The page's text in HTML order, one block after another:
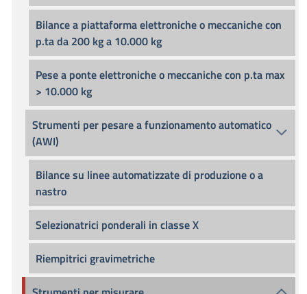
Bilance a piattaforma elettroniche o meccaniche con
p.ta da 200 kg a 10.000 kg
Pese a ponte elettroniche o meccaniche con p.ta max
> 10.000 kg
Strumenti per pesare a funzionamento automatico
(AWI)
Bilance su linee automatizzate di produzione o a
nastro
Selezionatrici ponderali in classe X
Riempitrici gravimetriche